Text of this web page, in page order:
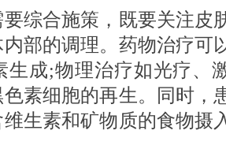
合施策，既要关注皮
部的调理。药物治疗可
生成;物理治疗如光疗、
素细胞的再生。同时，
生素和矿物质的食物摄